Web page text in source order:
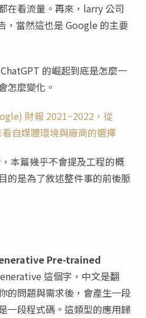
在看流量。再來，larry 公司
，當然這也是 Google 的主要
的崛起到底是怎麼一
怎麼變化。
財報 2021~2022，從
自媒體環境與廠商的選擇
本篇幾乎不會提及工程的概
的是為了敘述整件事的前後脈
Pre-trained
這個字，中文是翻
的問題與需求後，會產生一段
一段程式碼。這類型的應用歸